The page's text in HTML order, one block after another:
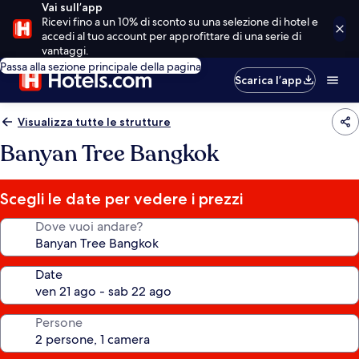
Vai sull’app
Ricevi fino a un 10% di sconto su una selezione di hotel e
accedi al tuo account per approfittare di una serie di
vantaggi.
Passa alla sezione principale della pagina
Scarica l’app
Visualizza tutte le strutture
Banyan Tree Bangkok
Scegli le date per vedere i prezzi
Dove vuoi andare?
Date
Persone